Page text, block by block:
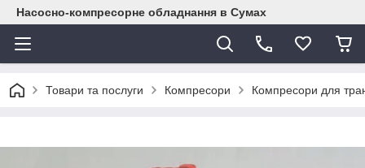
Насосно-компресорне обладнання в Сумах
Товари та послуги Компресори Компресори для